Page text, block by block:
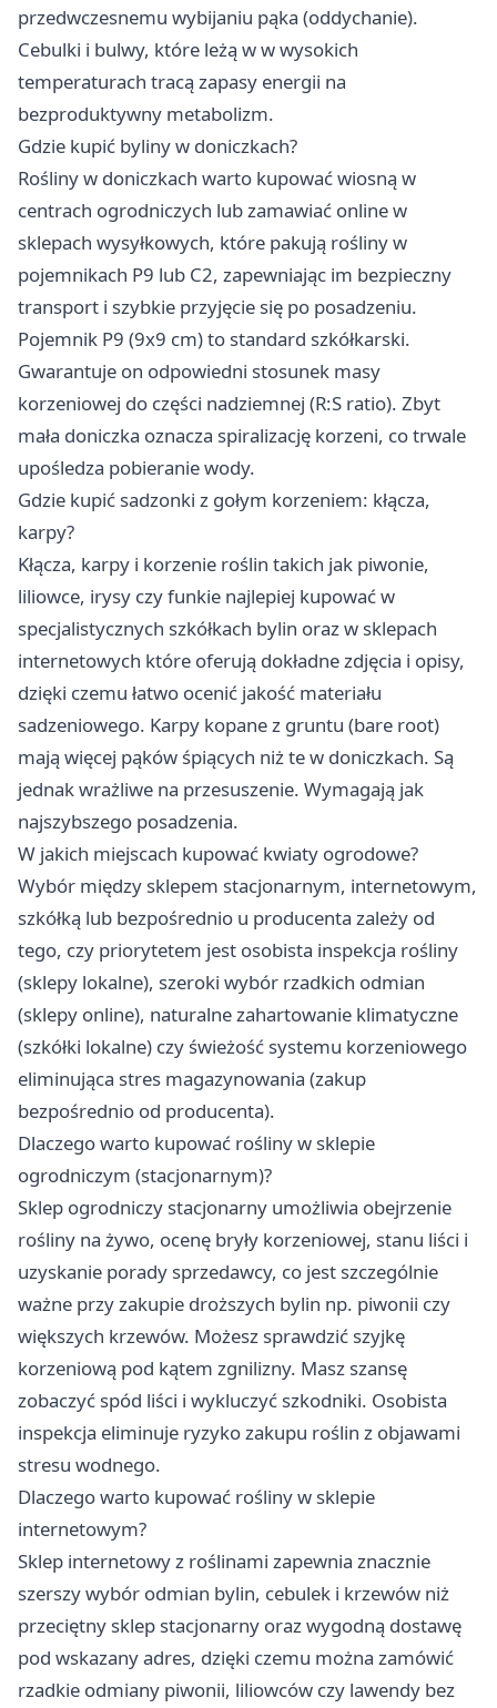
przedwczesnemu wybijaniu pąka (oddychanie).
Cebulki i bulwy, które leżą w w wysokich
temperaturach tracą zapasy energii na
bezproduktywny metabolizm.
Gdzie kupić byliny w doniczkach?
Rośliny w doniczkach warto kupować wiosną w
centrach ogrodniczych lub zamawiać online w
sklepach wysyłkowych, które pakują rośliny w
pojemnikach P9 lub C2, zapewniając im bezpieczny
transport i szybkie przyjęcie się po posadzeniu.
Pojemnik P9 (9x9 cm) to standard szkółkarski.
Gwarantuje on odpowiedni stosunek masy
korzeniowej do części nadziemnej (R:S ratio). Zbyt
mała doniczka oznacza spiralizację korzeni, co trwale
upośledza pobieranie wody.
Gdzie kupić sadzonki z gołym korzeniem: kłącza,
karpy?
Kłącza, karpy i korzenie roślin takich jak piwonie,
liliowce, irysy czy funkie najlepiej kupować w
specjalistycznych szkółkach bylin oraz w sklepach
internetowych które oferują dokładne zdjęcia i opisy,
dzięki czemu łatwo ocenić jakość materiału
sadzeniowego. Karpy kopane z gruntu (bare root)
mają więcej pąków śpiących niż te w doniczkach. Są
jednak wrażliwe na przesuszenie. Wymagają jak
najszybszego posadzenia.
W jakich miejscach kupować kwiaty ogrodowe?
Wybór między sklepem stacjonarnym, internetowym,
szkółką lub bezpośrednio u producenta zależy od
tego, czy priorytetem jest osobista inspekcja rośliny
(sklepy lokalne), szeroki wybór rzadkich odmian
(sklepy online), naturalne zahartowanie klimatyczne
(szkółki lokalne) czy świeżość systemu korzeniowego
eliminująca stres magazynowania (zakup
bezpośrednio od producenta).
Dlaczego warto kupować rośliny w sklepie
ogrodniczym (stacjonarnym)?
Sklep ogrodniczy stacjonarny umożliwia obejrzenie
rośliny na żywo, ocenę bryły korzeniowej, stanu liści i
uzyskanie porady sprzedawcy, co jest szczególnie
ważne przy zakupie droższych bylin np. piwonii czy
większych krzewów. Możesz sprawdzić szyjkę
korzeniową pod kątem zgnilizny. Masz szansę
zobaczyć spód liści i wykluczyć szkodniki. Osobista
inspekcja eliminuje ryzyko zakupu roślin z objawami
stresu wodnego.
Dlaczego warto kupować rośliny w sklepie
internetowym?
Sklep internetowy z roślinami zapewnia znacznie
szerszy wybór odmian bylin, cebulek i krzewów niż
przeciętny sklep stacjonarny oraz wygodną dostawę
pod wskazany adres, dzięki czemu można zamówić
rzadkie odmiany piwonii, liliowców czy lawendy bez